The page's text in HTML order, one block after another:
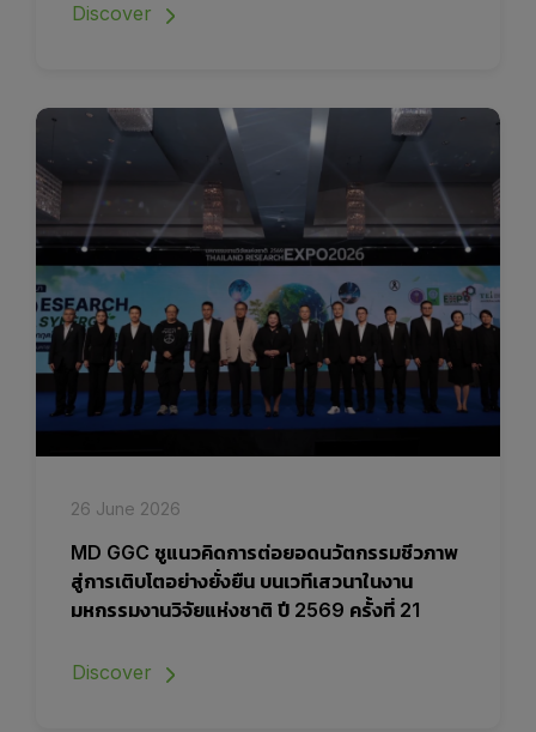
Discover
26 June 2026
MD GGC ชูแนวคิดการต่อยอดนวัตกรรมชีวภาพ
สู่การเติบโตอย่างยั่งยืน บนเวทีเสวนาในงาน
มหกรรมงานวิจัยแห่งชาติ ปี 2569 ครั้งที่ 21
Discover